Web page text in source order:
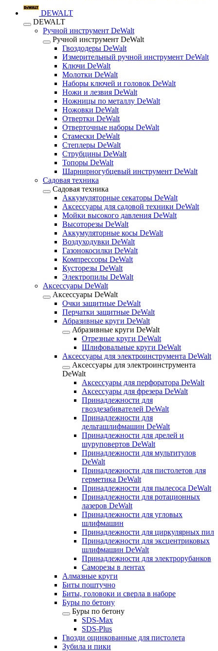
DEWALT
DEWALT
Ручной инструмент DeWalt
Ручной инструмент DeWalt
Гвоздодеры DeWalt
Измерительный ручной инструмент DeWalt
Ключи DeWalt
Молотки DeWalt
Наборы ключей и головок DeWalt
Ножи и лезвия DeWalt
Ножницы по металлу DeWalt
Ножовки DeWalt
Отвертки DeWalt
Отверточные наборы DeWalt
Стамески DeWalt
Степлеры DeWalt
Струбцины DeWalt
Топоры DeWalt
Шарнирногубцевый инструмент DeWalt
Садовая техника
Садовая техника
Аккумуляторные секаторы DeWalt
Аксессуары для садовой техники DeWalt
Мойки высокого давления DeWalt
Высоторезы DeWalt
Аккумуляторные косы DeWalt
Воздуходувки DeWalt
Газонокосилки DeWalt
Компрессоры DeWalt
Кусторезы DeWalt
Электропилы DeWalt
Аксессуары DeWalt
Аксессуары DeWalt
Очки защитные DeWalt
Перчатки защитные DeWalt
Абразивные круги DeWalt
Абразивные круги DeWalt
Отрезные круги DeWalt
Шлифовальные круги DeWalt
Аксессуары для электроинструмента DeWalt
Аксессуары для электроинструмента
DeWalt
Аксессуары для перфоратора DeWalt
Аксессуары для фрезера DeWalt
Принадлежности для
гвоздезабивателей DeWalt
Принадлежности для
дельташлифмашин DeWalt
Принадлежности для дрелей и
шуруповертов DeWalt
Принадлежности для мультитулов
DeWalt
Принадлежности для пистолетов для
герметика DeWalt
Принадлежности для пылесоса DeWalt
Принадлежности для ротационных
лазеров DeWalt
Принадлежности для угловых
шлифмашин
Принадлежности для циркулярных пил
Принадлежности для эксцентриковых
шлифмашин DeWalt
Принадлежности для электрорубанков
Саморезы в лентах
Алмазные круги
Биты поштучно
Биты, головоки и сверла в наборе
Буры по бетону
Буры по бетону
SDS-Max
SDS-Plus
Гвозди оцинкованные для пистолета
Зубила и пики